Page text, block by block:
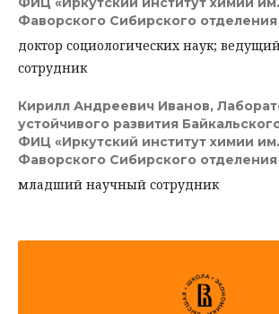
Фаворского Сибирского
доктор социологических наук;
сотрудник
Кирилл Андреевич Иванов,
устойчивого развития
ФИЦ «Иркутский институт химии
Фаворского Сибирского
младший научный сотрудник